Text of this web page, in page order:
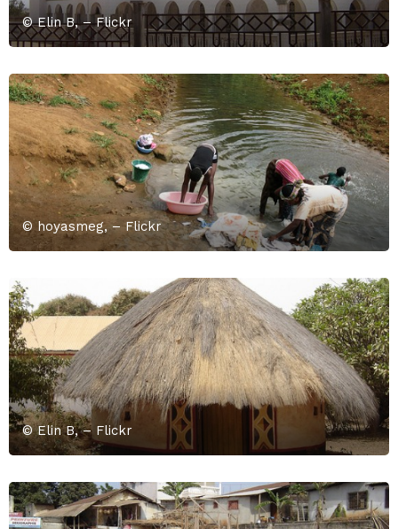
© Elin B, – Flickr
© hoyasmeg, – Flickr
© Elin B, – Flickr